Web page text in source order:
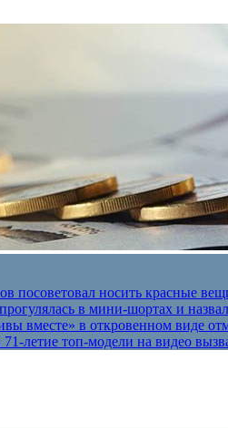
посоветовал носить красные
в мини-шортах и
вместе» в откровенном виде
летие топ-модели на видео